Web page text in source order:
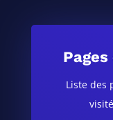
Liste des